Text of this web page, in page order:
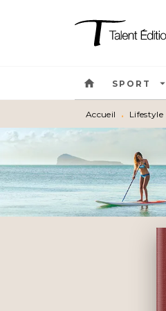
MENU
home SPORT arrow_drop_down
Accueil • Lifestyle